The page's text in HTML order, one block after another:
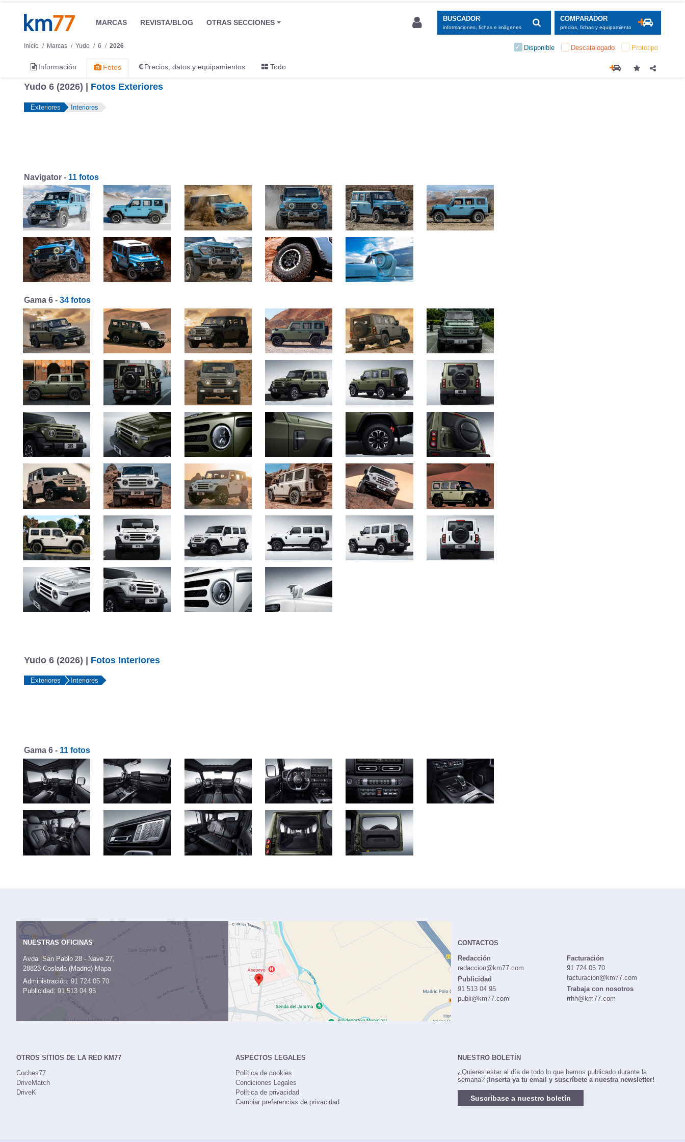
MARCAS REVISTA/BLOG OTRAS SECCIONES BUSCADOR
informaciones, fichas e imágenes
COMPARADOR
precios, fichas y equipamiento
Inicio Marcas Yudo 6 2026 Disponible Descatalogado Prototipo
Información Fotos Precios, datos y equipamientos Todo
Yudo 6 (2026) | Fotos Exteriores
Exteriores Interiores
Navigator - 11 fotos
Gama 6 - 34 fotos
Yudo 6 (2026) | Fotos Interiores
Exteriores Interiores
Gama 6 - 11 fotos
NUESTRAS OFICINAS
Avda. San Pablo 28 - Nave 27,
28823 Coslada (Madrid) Mapa
Administración:91 724 05 70
Publicidad: 91 513 04 95
CONTACTOS
Redacción
redaccion@km77.com
Publicidad
91 513 04 95
publi@km77.com
Facturación
91 724 05 70
facturacion@km77.com
Trabaja con nosotros
rrhh@km77.com
OTROS SITIOS DE LA RED KM77
Coches77
DriveMatch
DriveK
ASPECTOS LEGALES
Política de cookies
Condiciones Legales
Política de privacidad
Cambiar preferencias de privacidad
NUESTRO BOLETÍN
¿Quieres estar al día de todo lo que hemos publicado durante la
semana? ¡Inserta ya tu email y suscríbete a nuestra newsletter!
Suscríbase a nuestro boletín